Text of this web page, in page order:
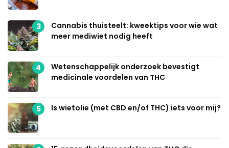
3
Cannabis thuisteelt: kweektips voor wie wat
meer mediwiet nodig heeft
4
Wetenschappelijk onderzoek bevestigt
medicinale voordelen van THC
5 Is wietolie (met CBD en/of THC) iets voor mij?